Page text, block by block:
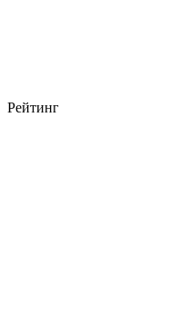
Рейтинг